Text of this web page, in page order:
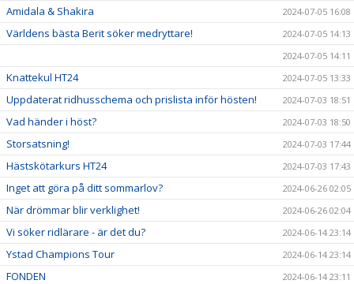
Amidala & Shakira 2024-07-05 16:08
Världens bästa Berit söker medryttare!
2024-07-05 14:13
2024-07-05 14:11
Knattekul HT24 2024-07-05 13:33
Uppdaterat ridhusschema och prislista inför hösten! 2024-07-03 18:51
Vad händer i höst? 2024-07-03 18:50
Storsatsning! 2024-07-03 17:44
Hästskötarkurs HT24 2024-07-03 17:43
Inget att göra på ditt sommarlov? 2024-06-26 02:05
När drömmar blir verklighet! 2024-06-26 02:04
Vi söker ridlärare - är det du? 2024-06-14 23:14
Ystad Champions Tour 2024-06-14 23:14
FONDEN 2024-06-14 23:11